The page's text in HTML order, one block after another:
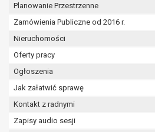
Planowanie Przestrzenne
Zamówienia Publiczne od 2016 r.
Nieruchomości
Oferty pracy
Ogłoszenia
Jak załatwić sprawę
Kontakt z radnymi
Zapisy audio sesji